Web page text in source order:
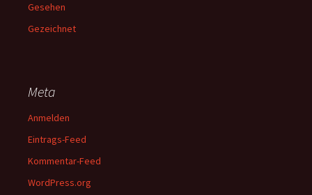
Gesehen
Gezeichnet
Meta
Anmelden
Eintrags-Feed
Kommentar-Feed
WordPress.org